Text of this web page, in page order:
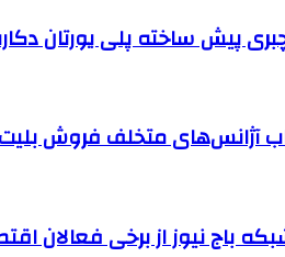
پیش ساخته پلی یورتان
باج نیوز از برخی فعالان